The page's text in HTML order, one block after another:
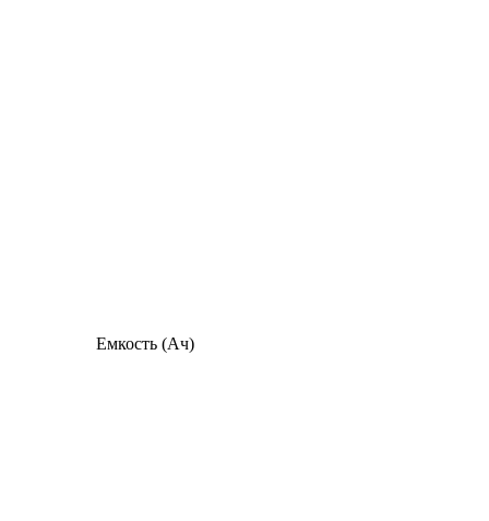
Емкость (Ач)